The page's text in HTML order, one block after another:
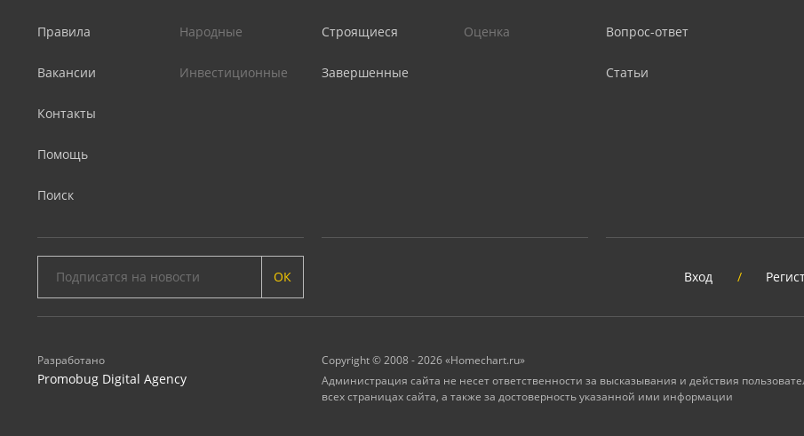
Правила
Вакансии
Контакты
Помощь
Поиск
Народные
Инвестиционные
Строящиеся
Завершенные
Оценка Вопрос-ответ
Статьи
ОК Вход /
Разработано
Promobug Digital Agency
Copyright © 2008 - 2026 «Homechart.ru»
Администрация сайта не несет ответственности за высказывания и действия
всех страницах сайта, а также за достоверность указанной ими информации